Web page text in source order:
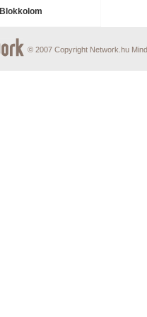
Blokkolom
© 2007 Copyright Network.hu